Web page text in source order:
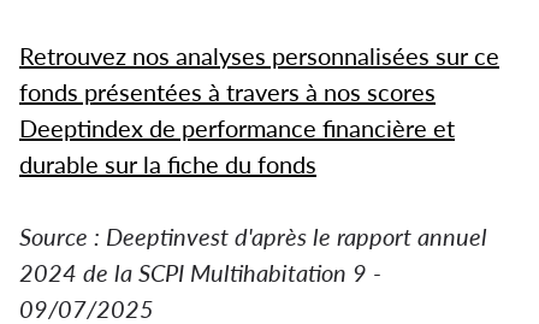
Retrouvez nos analyses personnalisées sur ce
fonds présentées à travers à nos scores
Deeptindex de performance financière et
durable sur la fiche du fonds
Source : Deeptinvest d'après le rapport annuel
2024 de la SCPI Multihabitation 9 -
09/07/2025